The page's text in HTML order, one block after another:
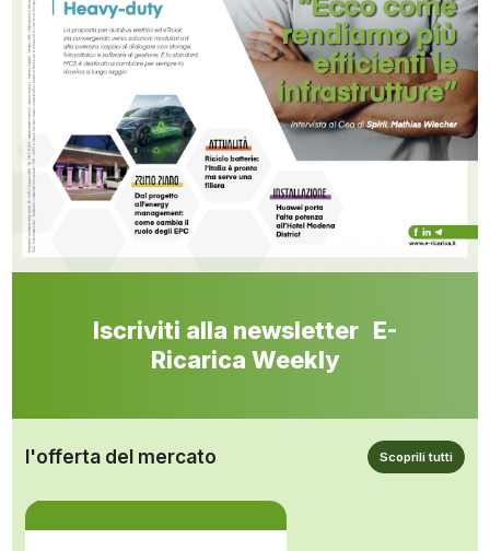
Iscriviti alla newsletter E-
Ricarica Weekly
l'offerta del mercato Scoprili tutti